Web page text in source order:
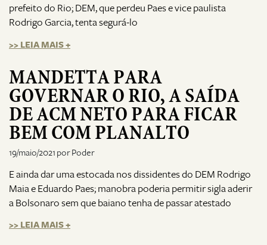
prefeito do Rio; DEM, que perdeu Paes e vice paulista
Rodrigo Garcia, tenta segurá-lo
>> LEIA MAIS +
MANDETTA PARA
GOVERNAR O RIO, A SAÍDA
DE ACM NETO PARA FICAR
BEM COM PLANALTO
19/maio/2021 por Poder
E ainda dar uma estocada nos dissidentes do DEM Rodrigo
Maia e Eduardo Paes; manobra poderia permitir sigla aderir
a Bolsonaro sem que baiano tenha de passar atestado
>> LEIA MAIS +